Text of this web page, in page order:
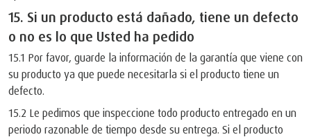
15. Si un producto está dañado, tiene un defecto
o no es lo que Usted ha pedido
15.1 Por favor, guarde la información de la garantía que viene con
su producto ya que puede necesitarla si el producto tiene un
defecto.
15.2 Le pedimos que inspeccione todo producto entregado en un
periodo razonable de tiempo desde su entrega. Si el producto